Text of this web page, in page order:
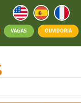
VAGAS OUVIDORIA